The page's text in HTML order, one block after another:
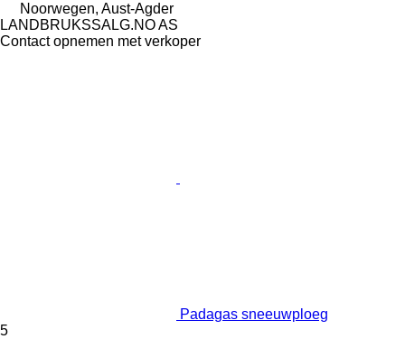
Noorwegen, Aust-Agder
LANDBRUKSSALG.NO AS
Contact opnemen met verkoper
Padagas sneeuwploeg
5